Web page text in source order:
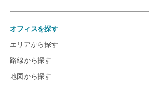
オフィスを探す
エリアから探す
路線から探す
地図から探す